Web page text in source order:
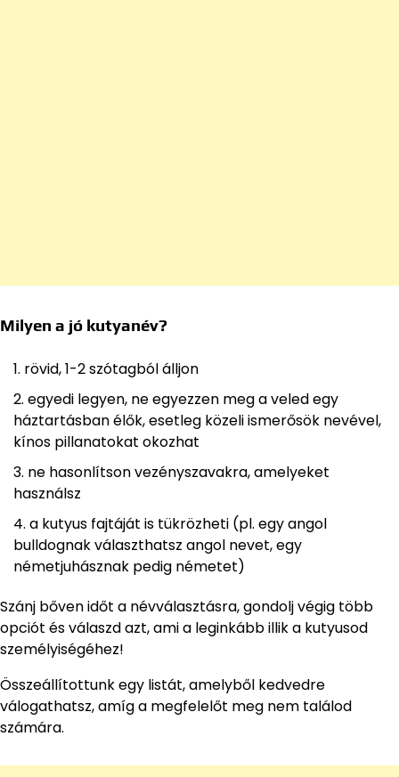
Milyen a jó kutyanév?
rövid, 1-2 szótagból álljon
egyedi legyen, ne egyezzen meg a veled egy
háztartásban élők, esetleg közeli ismerősök nevével,
kínos pillanatokat okozhat
ne hasonlítson vezényszavakra, amelyeket
használsz
a kutyus fajtáját is tükrözheti (pl. egy angol
bulldognak választhatsz angol nevet, egy
németjuhásznak pedig németet)
Szánj bőven időt a névválasztásra, gondolj végig több
opciót és válaszd azt, ami a leginkább illik a kutyusod
személyiségéhez!
Összeállítottunk egy listát, amelyből kedvedre
válogathatsz, amíg a megfelelőt meg nem találod
számára.